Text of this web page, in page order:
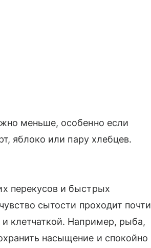
меньше, особенно если
яблоко или пару хлебцев.
перекусов и быстрых
сытости проходит почти
клетчаткой. Например, рыба,
насыщение и спокойно